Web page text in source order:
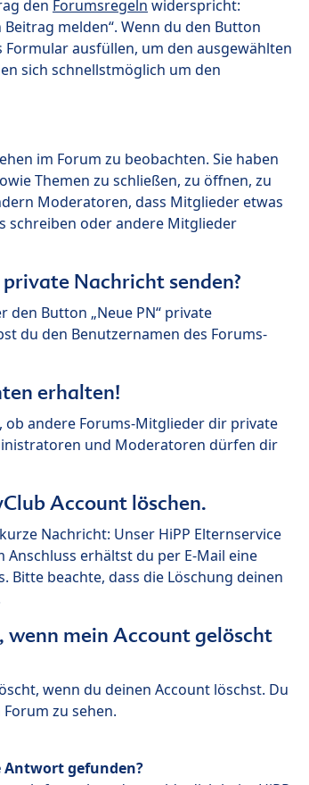
den Forumsregeln widerspricht:
melden“. Wenn du den Button
ausfüllen, um den ausgewählten
sich schnellstmöglich um den
im Forum zu beobachten. Sie haben
Themen zu schließen, zu öffnen, zu
Moderatoren, dass Mitglieder etwas
schreiben oder andere Mitglieder
Nachricht senden?
den Button „Neue PN“ private
du den Benutzernamen des Forums-
erhalten!
ob andere Forums-Mitglieder dir private
und Moderatoren dürfen dir
Account löschen.
Nachricht: Unser HiPP Elternservice
erhältst du per E-Mail eine
Bitte beachte, dass die Löschung deinen
wenn mein Account gelöscht
wenn du deinen Account löschst. Du
zu sehen.
Antwort gefunden?